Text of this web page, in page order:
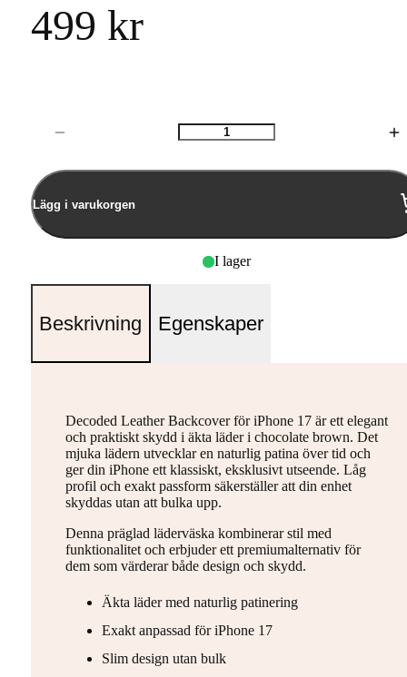
499 kr
Antal
Lägg i varukorgen
I lager
Beskrivning Egenskaper
Decoded Leather Backcover för iPhone 17 är ett elegant
och praktiskt skydd i äkta läder i chocolate brown. Det
mjuka lädern utvecklar en naturlig patina över tid och
ger din iPhone ett klassiskt, eksklusivt utseende. Låg
profil och exakt passform säkerställer att din enhet
skyddas utan att bulka upp.
Denna präglad läderväska kombinerar stil med
funktionalitet och erbjuder ett premiumalternativ för
dem som värderar både design och skydd.
Äkta läder med naturlig patinering
Exakt anpassad för iPhone 17
Slim design utan bulk